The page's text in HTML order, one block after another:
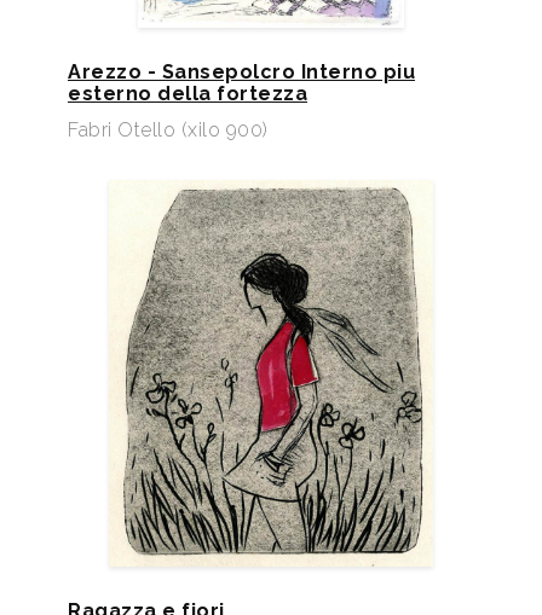
Arezzo - Sansepolcro Interno piu
esterno della fortezza
Fabri Otello (xilo 900)